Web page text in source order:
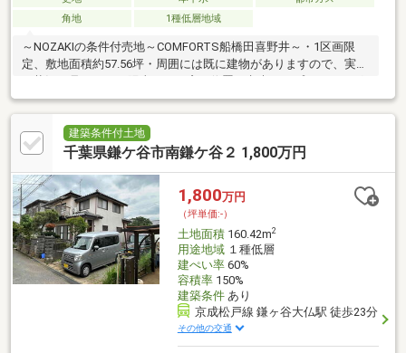
角地
1種低層地域
～NOZAKIの条件付売地～COMFORTS船橋田喜野井～・1区画限
定、敷地面積約57.56坪・周囲には既に建物がありますので、実際
の状況を見ながら、陽当たりや窓の位置を考慮したプランニング
が可能です・暮らしを便利にする充実の設備・仕様をご用意して
います・南東・南西側接道・第一種低層住居専用地域に位置しま
す【アクセス】・京成松戸線「前原」駅まで徒歩19分・京成本線
「京成大久保」駅まで徒歩28分【ロケーション】・習志野市立藤
船橋市立三田中学校まで徒歩7分・コンビニエンスチェリーマート
今村店まで徒歩7分
建築条件付土地
千葉県鎌ケ谷市南鎌ケ谷２ 1,800万円
1,800万円
（坪単価:-）
土地面積160.42m2
用途地域１種低層
建ぺい率60%
容積率150%
建築条件あり
京成松戸線 鎌ヶ谷大仏駅 徒歩23分
その他の交通